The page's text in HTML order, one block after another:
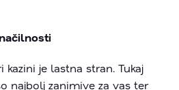
je lastna stran. Tukaj
najbolj zanimive za vas ter